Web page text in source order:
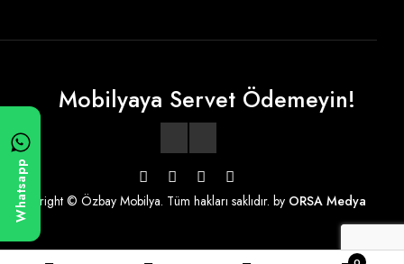
Mobilyaya Servet Ödemeyin!
Copyright © Özbay Mobilya. Tüm hakları saklıdır. by ORSA Medya
Whatsapp